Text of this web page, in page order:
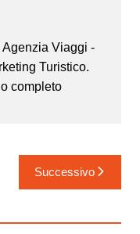
Agenzia Viaggi -
Turistico.
completo
Successivo